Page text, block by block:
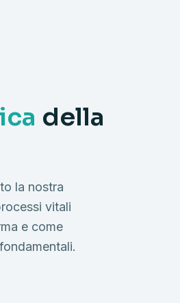
della
la nostra
vitali
e come